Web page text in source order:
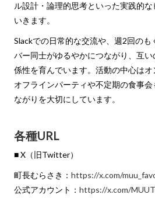
ル設計・論理的思考といった実践的
いきます。
Slackでの日常的な交流や、週2回の
バー同士がゆるやかにつながり、互
係性を育んでいます。活動の中心は
オフラインパーティや不定期の食事
ながりを大切にしています。
各種URL
■ X（旧Twitter）
町長むらさき： https://x.com/
公式アカウント： https://x.com/